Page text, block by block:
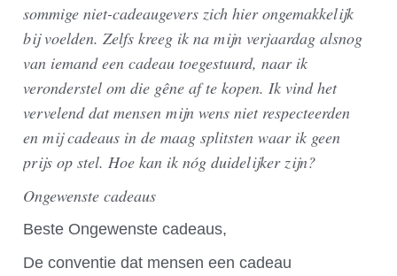
sommige niet-cadeaugevers zich hier ongemakkelijk
bij voelden. Zelfs kreeg ik na mijn verjaardag alsnog
van iemand een cadeau toegestuurd, naar ik
veronderstel om die gêne af te kopen. Ik vind het
vervelend dat mensen mijn wens niet respecteerden
en mij cadeaus in de maag splitsten waar ik geen
prijs op stel. Hoe kan ik nóg duidelijker zijn?
Ongewenste cadeaus
Beste Ongewenste cadeaus,
De conventie dat mensen een cadeau